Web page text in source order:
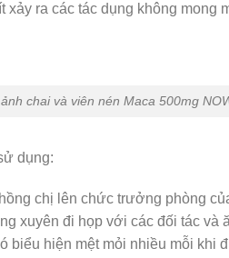
xảy ra các tác dụng không mong
chai và viên nén Maca 500mg
dụng:
chị lên chức trưởng phòng
xuyên đi họp với các đối tác và
biểu hiện mệt mỏi nhiều mỗi khi